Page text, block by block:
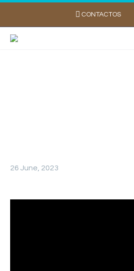
CONTACTOS
26 June, 2023